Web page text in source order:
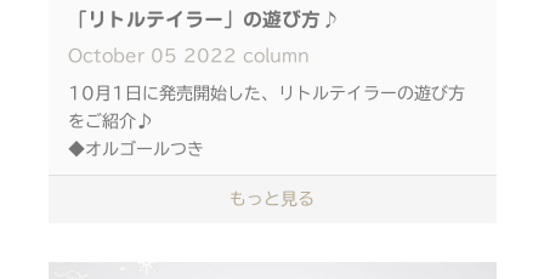
#ワークショップ #ワークショップイベント#コミ
ュニケーションを生むおもちゃ#木のおもちゃ#木製
おもちゃ #IKONIH#アイコニー#出産祝い#木のお
もちゃ#おうちあそび#知育玩具#じぶんスツール
#DIY#てづくり#スツール#木工工作#工作
『赤ちゃんが映ってるね』
はじめてミラーラトルは、 ハイハイトレーニングに
もお勧めです。
ラトルで応援したり、ミラーをころころ転がしたり
「リトルテイラー」の遊び方♪
October 05 2022 column
10月1日に発売開始した、リトルテイラーの遊び方
をご紹介♪
◆オルゴールつき
本体右側のレバーを回せば 「崖の上のポニョ」が流
て流れます。
もっと見る